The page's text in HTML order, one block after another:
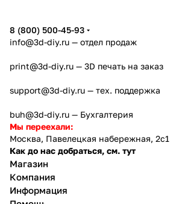
8 (800) 500-45-93
info@3d-diy.ru — отдел продаж
print@3d-diy.ru — 3D печать на заказ
support@3d-diy.ru — тех. поддержка
buh@3d-diy.ru — Бухгалтерия
Мы переехали:
Москва, Павелецкая набережная, 2с1
Как до нас добраться, см. тут
Магазин
Компания
Информация